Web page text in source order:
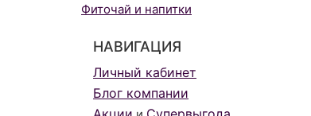
Фиточай и напитки
НАВИГАЦИЯ
Личный кабинет
Блог компании